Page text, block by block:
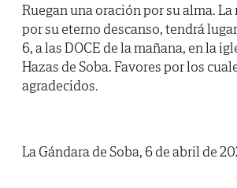
Ruegan una oración por su alma.
por su eterno descanso, tendrá
6, a las DOCE de la mañana, en la
Hazas de Soba. Favores por los
agradecidos.
La Gándara de Soba, 6 de abril de